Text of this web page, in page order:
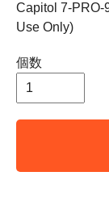
Capitol 7-PRO-
Use Only)
個数